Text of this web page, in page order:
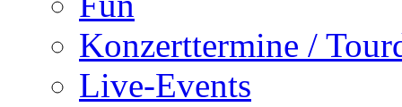
Konzerttermine /
Live-Events